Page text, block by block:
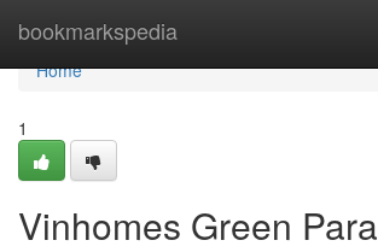
bookmarkspedia
Home
Home
1
Vinhomes Green